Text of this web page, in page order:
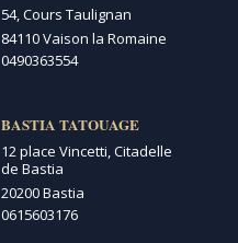
54, Cours Taulignan
84110 Vaison la Romaine
0490363554
BASTIA TATOUAGE
12 place Vincetti, Citadelle
de Bastia
20200 Bastia
0615603176